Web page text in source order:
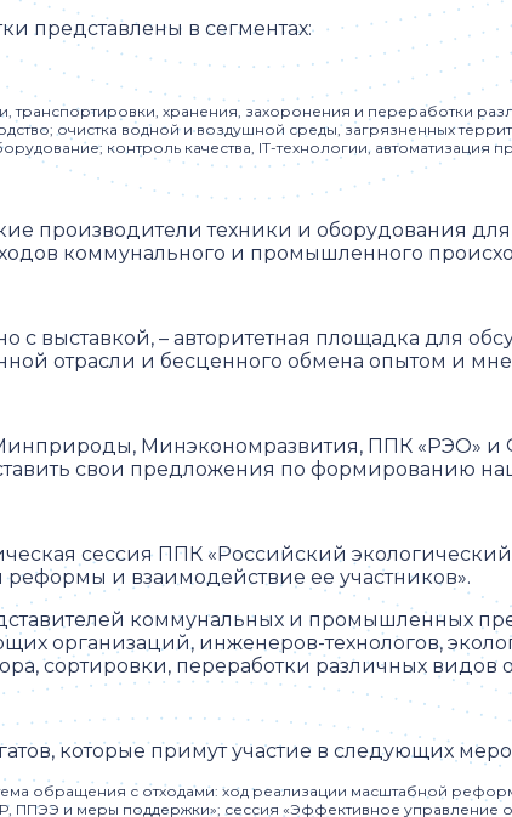
представлены в сегментах:
хранения, захоронения и переработки
очистка водной и воздушной среды, загрязненных
контроль качества, IT-технологии,
производители техники и оборудования
коммунального и промышленного
с выставкой, – авторитетная площадка для
отрасли и бесценного обмена опытом и
Минэкономразвития, ППК «РЭО» и
свои предложения по формированию
сессия ППК «Российский
и взаимодействие ее участников».
коммунальных и промышленных
организаций, инженеров-технологов,
сортировки, переработки различных видов
которые примут участие в следующих
обращения с отходами: ход реализации масштабной
ППЭЭ и меры поддержки»; сессия «Эффективное управление